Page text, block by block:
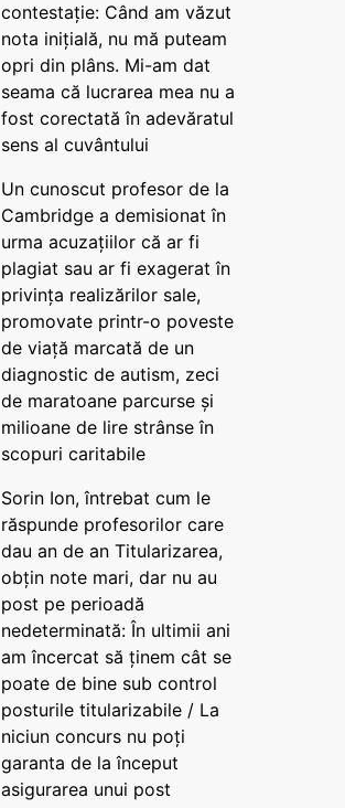
contestație: Când am văzut
nota inițială, nu mă puteam
opri din plâns. Mi-am dat
seama că lucrarea mea nu a
fost corectată în adevăratul
sens al cuvântului
Un cunoscut profesor de la
Cambridge a demisionat în
urma acuzațiilor că ar fi
plagiat sau ar fi exagerat în
privința realizărilor sale,
promovate printr-o poveste
de viață marcată de un
diagnostic de autism, zeci
de maratoane parcurse și
milioane de lire strânse în
scopuri caritabile
Sorin Ion, întrebat cum le
răspunde profesorilor care
dau an de an Titularizarea,
obțin note mari, dar nu au
post pe perioadă
nedeterminată: În ultimii ani
am încercat să ținem cât se
poate de bine sub control
posturile titularizabile / La
niciun concurs nu poți
garanta de la început
asigurarea unui post